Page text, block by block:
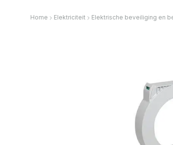
Home Elektriciteit Elektrische beveiliging en